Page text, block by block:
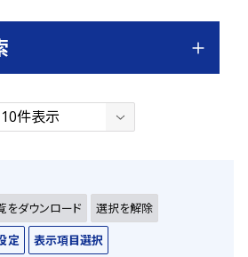
をダウンロード
選択を解除
定
表示項目選択